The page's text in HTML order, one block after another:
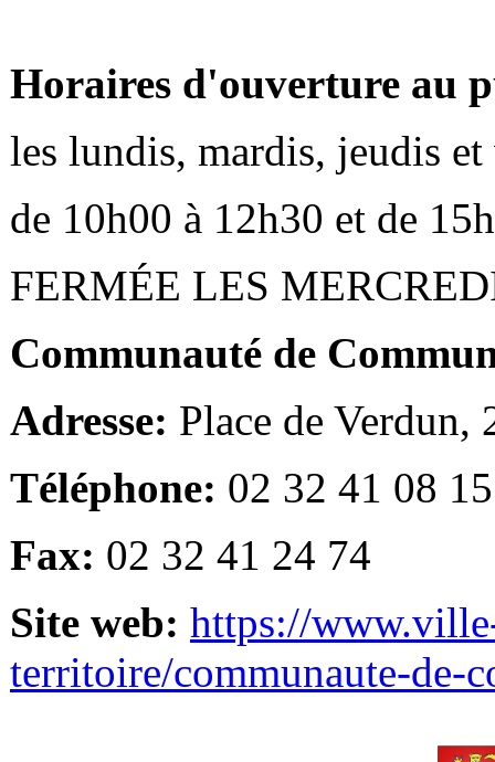
Horaires d'ouverture au
les lundis, mardis, jeudis et
de 10h00 à 12h30 et de
FERMÉE LES
Communauté de
Adresse: Place de Verdun,
Téléphone: 02 32 41 08 15
Fax: 02 32 41 24 74
Site web: https://
territoire/communaute-de-